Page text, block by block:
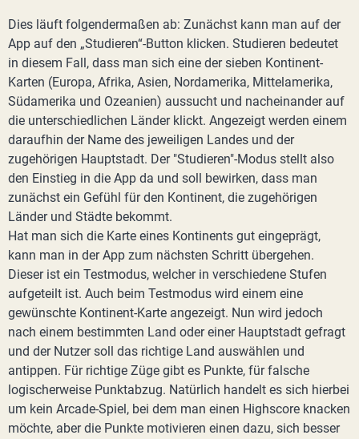
Dies läuft folgendermaßen ab: Zunächst kann man auf der
App auf den „Studieren“-Button klicken. Studieren bedeutet
in diesem Fall, dass man sich eine der sieben Kontinent-
Karten (Europa, Afrika, Asien, Nordamerika, Mittelamerika,
Südamerika und Ozeanien) aussucht und nacheinander auf
die unterschiedlichen Länder klickt. Angezeigt werden einem
daraufhin der Name des jeweiligen Landes und der
zugehörigen Hauptstadt. Der "Studieren"-Modus stellt also
den Einstieg in die App da und soll bewirken, dass man
zunächst ein Gefühl für den Kontinent, die zugehörigen
Länder und Städte bekommt.
Hat man sich die Karte eines Kontinents gut eingeprägt,
kann man in der App zum nächsten Schritt übergehen.
Dieser ist ein Testmodus, welcher in verschiedene Stufen
aufgeteilt ist. Auch beim Testmodus wird einem eine
gewünschte Kontinent-Karte angezeigt. Nun wird jedoch
nach einem bestimmten Land oder einer Hauptstadt gefragt
und der Nutzer soll das richtige Land auswählen und
antippen. Für richtige Züge gibt es Punkte, für falsche
logischerweise Punktabzug. Natürlich handelt es sich hierbei
um kein Arcade-Spiel, bei dem man einen Highscore knacken
möchte, aber die Punkte motivieren einen dazu, sich besser